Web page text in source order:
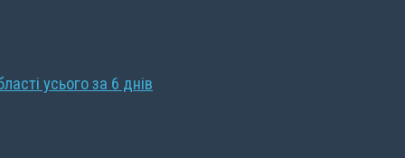
усього за 6 днів